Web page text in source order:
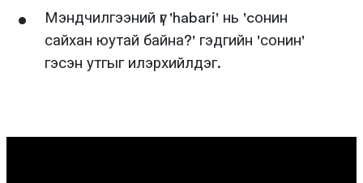
Мэндчилгээний үг 'habari' нь 'cонин
сайхан юутай байна?' гэдгийн 'сонин'
гэсэн утгыг илэрхийлдэг.